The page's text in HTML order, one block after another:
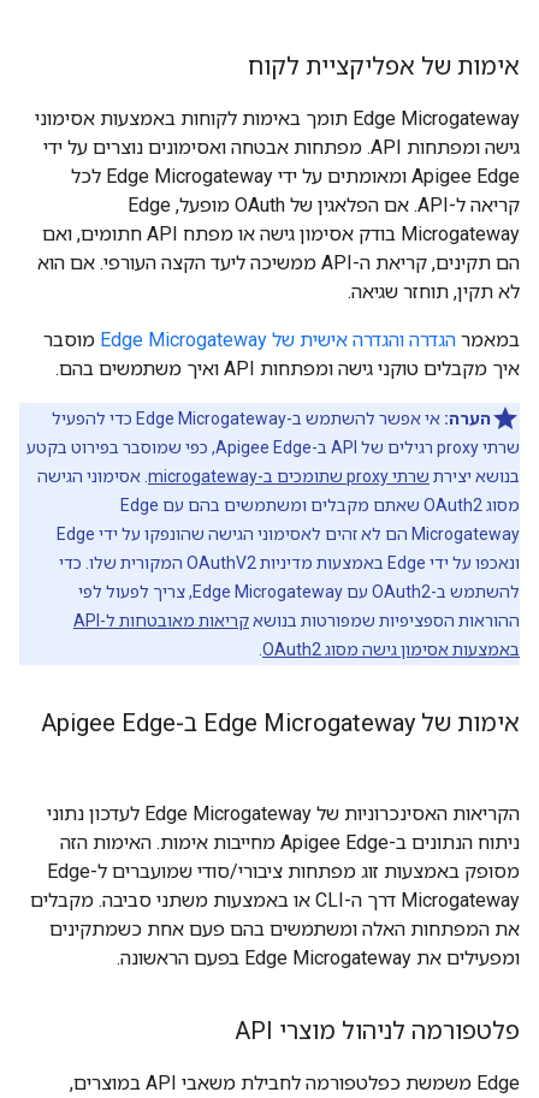
אימות של אפליקציית לקוח
Edge Microgateway תומך באימות לקוחות באמצעות אסימוני
גישה ומפתחות API. מפתחות אבטחה ואסימונים נוצרים על ידי
Apigee Edge ומאומתים על ידי Edge Microgateway לכל
קריאה ל-API. אם הפלאגין של OAuth מופעל, Edge
Microgateway בודק אסימון גישה או מפתח API חתומים, ואם
הם תקינים, קריאת ה-API ממשיכה ליעד הקצה העורפי. אם הוא
לא תקין, תוחזר שגיאה.
במאמר הגדרה והגדרה אישית של Edge Microgateway
מוסבר
איך מקבלים טוקני גישה ומפתחות API ואיך משתמשים בהם.
הערה:
אי אפשר להשתמש ב-Edge Microgateway כדי להפעיל
שרתי proxy רגילים של API ב-Apigee Edge, כפי שמוסבר בפירוט בקטע
בנושא יצירת שרתי proxy שתומכים ב-microgateway
. אסימוני הגישה
מסוג OAuth2 שאתם מקבלים ומשתמשים בהם עם Edge
Microgateway הם לא זהים לאסימוני הגישה שהונפקו על ידי Edge
ונאכפו על ידי Edge באמצעות מדיניות OAuthV2 המקורית שלו. כדי
להשתמש ב-OAuth2 עם Edge Microgateway, צריך לפעול לפי
ההוראות הספציפיות שמפורטות בנושא
קריאות מאובטחות ל-API
באמצעות אסימון גישה מסוג OAuth2
אימות של Edge Microgateway ב-Apigee Edge
הקריאות האסינכרוניות של Edge Microgateway לעדכון נתוני
ניתוח הנתונים ב-Apigee Edge מחייבות אימות. האימות הזה
מסופק באמצעות זוג מפתחות ציבורי/סודי שמועברים ל-Edge
Microgateway דרך ה-CLI או באמצעות משתני סביבה. מקבלים
את המפתחות האלה ומשתמשים בהם פעם אחת כשמתקינים
ומפעילים את Edge Microgateway בפעם הראשונה.
פלטפורמה לניהול מוצרי API
Edge משמשת כפלטפורמה לחבילת משאבי API במוצרים,